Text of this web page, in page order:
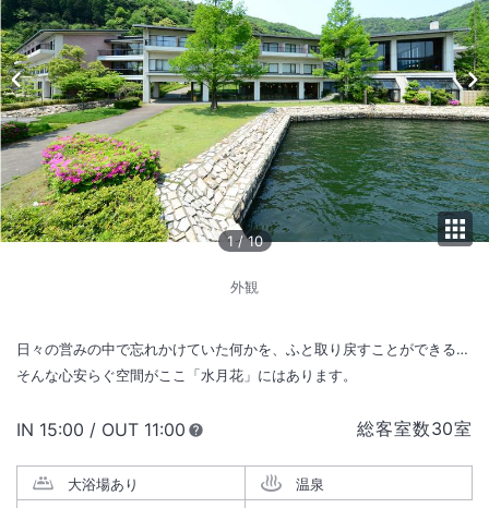
1 /10
外観
日々の営みの中で忘れかけていた何かを、ふと取り戻すことができる…
そんな心安らぐ空間がここ「水月花」にはあります。
総客室数30室
IN チェックイン
15:00 / OUT チェックアウト
11:00
大浴場あり
温泉